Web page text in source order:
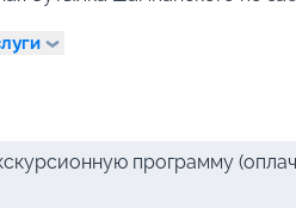
программу